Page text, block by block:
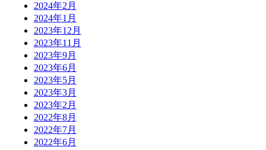
2024年2月
2024年1月
2023年12月
2023年11月
2023年9月
2023年6月
2023年5月
2023年3月
2023年2月
2022年8月
2022年7月
2022年6月